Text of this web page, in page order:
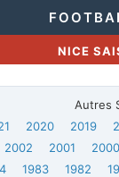
NICE
Autres
2020 2019
2002 2001 2000
1983 1982